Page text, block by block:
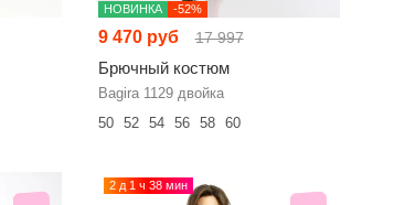
НОВИНКА -52%
9 470 руб 17 997
Брючный костюм
Bagira 1129 двойка
50
52 54 56 58 60
2 д 1 ч 38 мин